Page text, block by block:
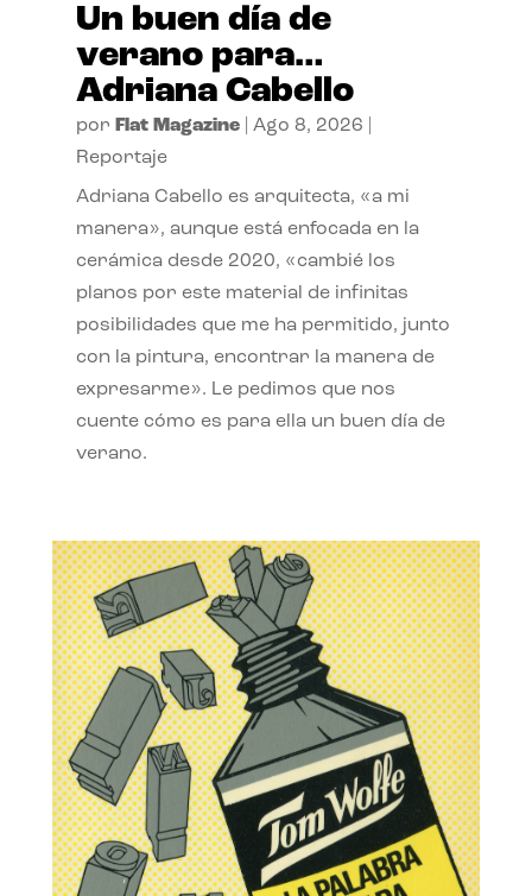
Un buen día de
verano para…
Adriana Cabello
por Flat Magazine| Ago 8, 2026
Reportaje
Adriana Cabello es arquitecta, «a mi
manera», aunque está enfocada en la
cerámica desde 2020, «cambié los
planos por este material de infinitas
posibilidades que me ha permitido, junto
con la pintura, encontrar la manera de
expresarme». Le pedimos que nos
cuente cómo es para ella un buen día de
verano.